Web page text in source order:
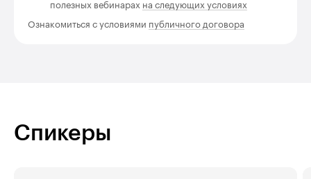
полезных вебинарах на следующих условиях
Ознакомиться с условиями публичного договора
Спикеры